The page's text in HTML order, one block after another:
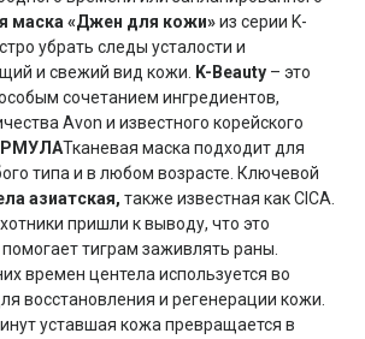
маска «Джен для кожи»из серии K-
убрать следы усталости и
и свежий вид кожи.
K-Beauty – это
сочетанием ингредиентов,
Avon и известного корейского
Тканевая маска подходит для
типа и в любом возрасте. Ключевой
азиатская, также известная как CICA.
пришли к выводу, что это
тиграм заживлять раны.
времен центела используется во
восстановления и регенерации кожи.
уставшая кожа превращается в